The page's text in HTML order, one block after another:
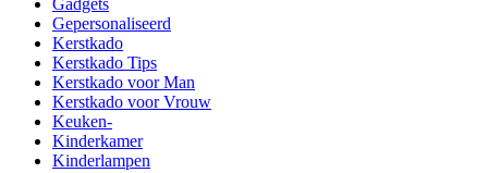
Gepersonaliseerd
Kerstkado
Kerstkado Tips
Kerstkado voor Man
Kerstkado voor Vrouw
Keuken-
Kinderkamer
Kinderlampen